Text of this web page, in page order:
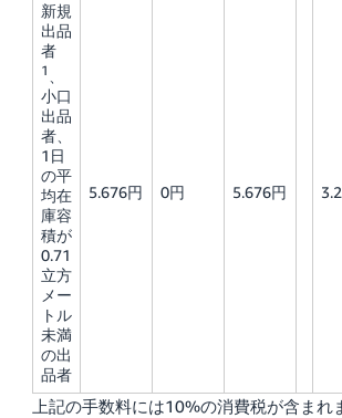
新規
出品
者
1
小口
出品
者、
1日
の平
均在
庫容
積が
0.71
立方
メー
トル
未満
の出
品者
5.676円 0円 5.676円
上記の手数料には10%の消費税が含まれ